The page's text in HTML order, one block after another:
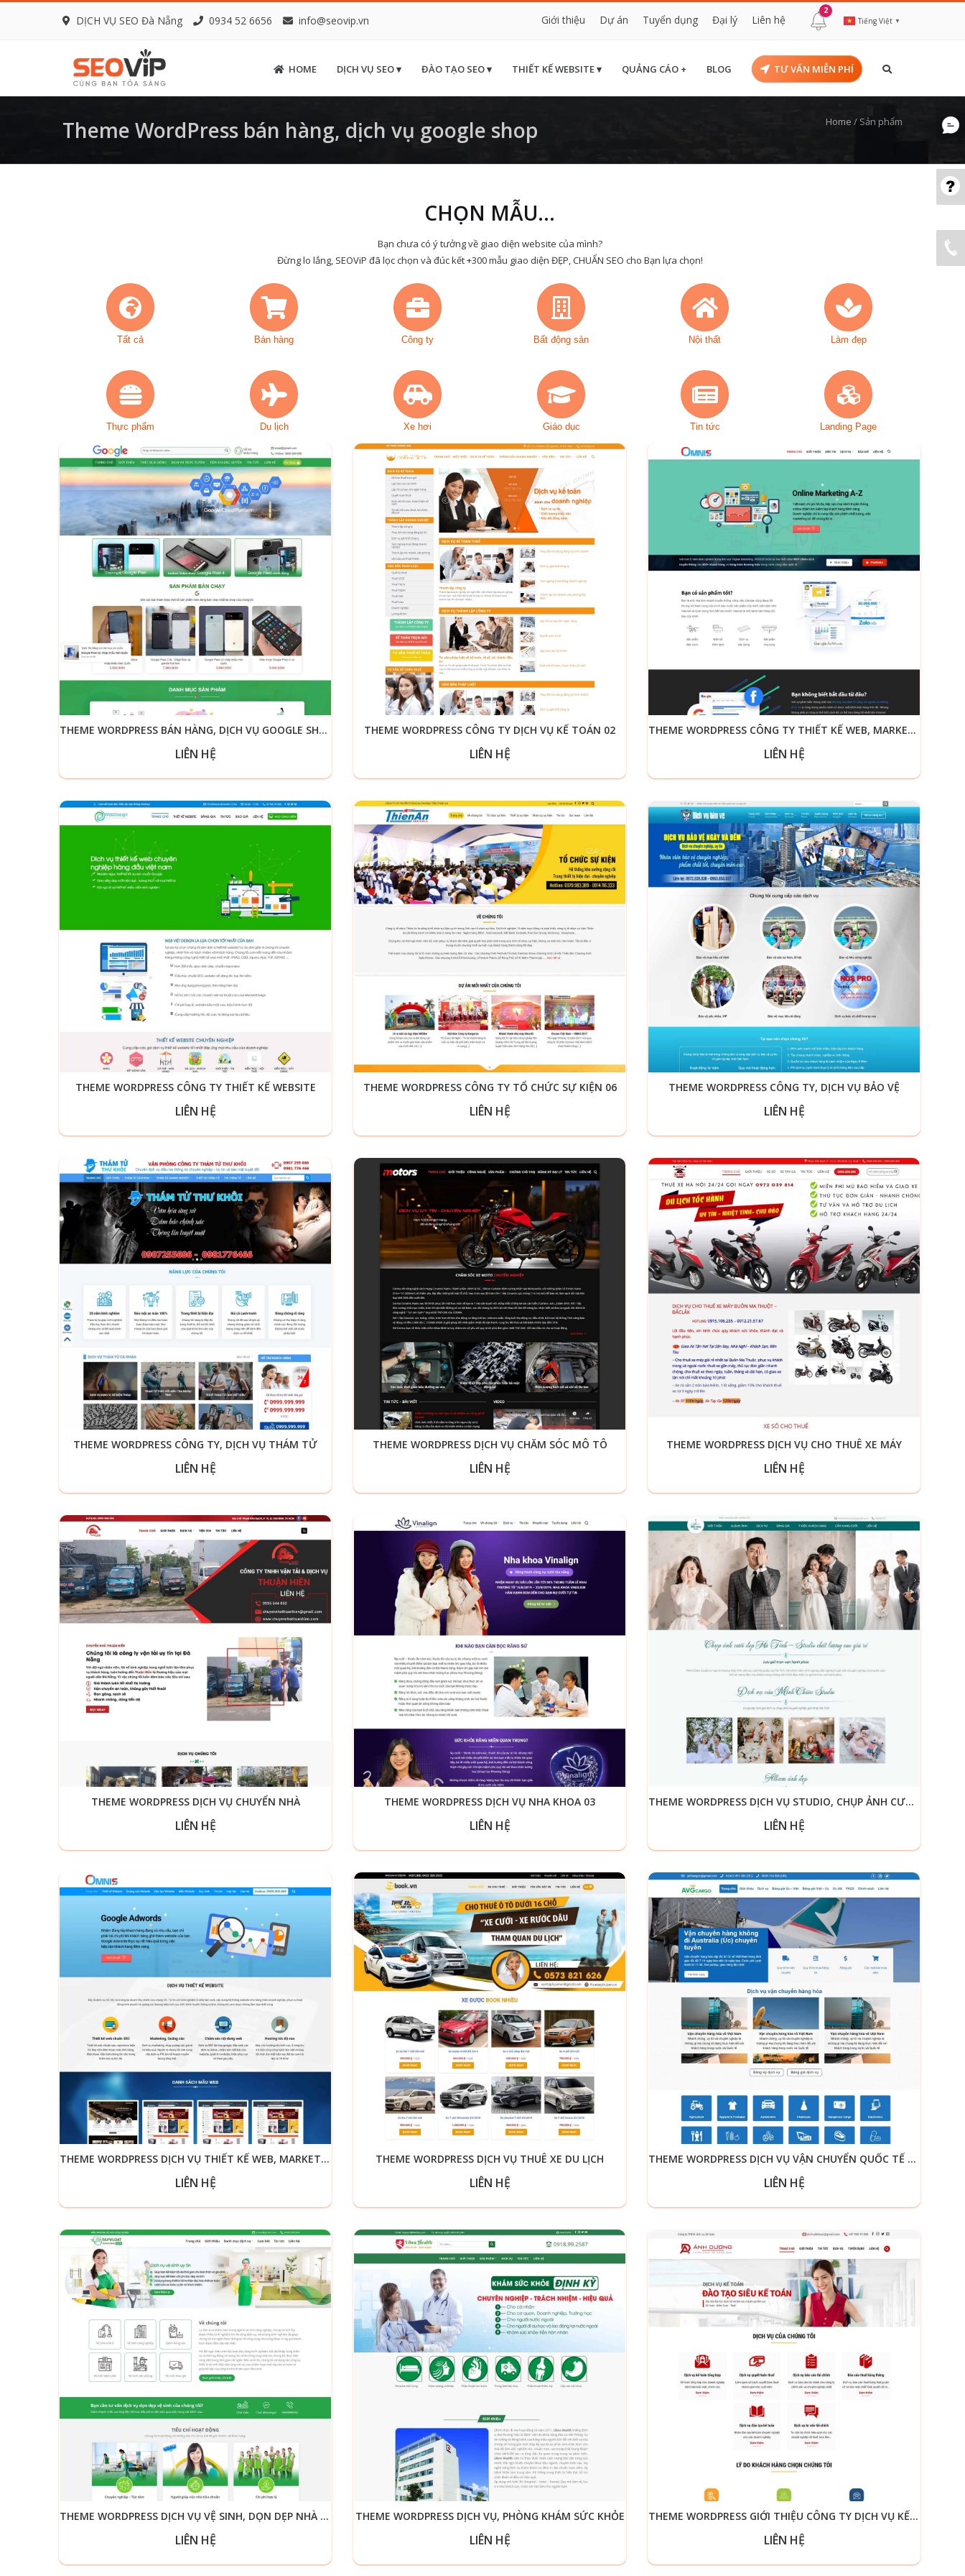
DỊCH VỤ SEO Đà Nẵng 0934 52 6656 info@seovip.vn Giới thiệu Dự án Tuyển dụng Đại lý Liên hệ
2
Tiếng Việt ▼
HOME DỊCH VỤ SEO ▾ ĐÀO TẠO SEO ▾ THIẾT KẾ WEBSITE ▾ QUẢNG CÁO + BLOG TƯ VẤN MIỄN PHÍ
Theme WordPress bán hàng, dịch vụ google shop Home / Sản phẩm
CHỌN MẪU...
Bạn chưa có ý tưởng về giao diện website của mình?
Đừng lo lắng, SEOViP đã lọc chọn và đúc kết +300 mẫu giao diện ĐẸP, CHUẨN SEO cho Bạn lựa chọn!
Tất cả Bán hàng Công ty Bất động sản Nội thất Làm đẹp
Thực phẩm Du lịch Xe hơi Giáo dục Tin tức Landing Page
THEME WORDPRESS BÁN HÀNG, DỊCH VỤ GOOGLE SHOP
LIÊN HỆ
THEME WORDPRESS CÔNG TY DỊCH VỤ KẾ TOÁN 02
LIÊN HỆ
THEME WORDPRESS CÔNG TY THIẾT KẾ WEB, MARKETING ONLINE
LIÊN HỆ
THEME WORDPRESS CÔNG TY THIẾT KẾ WEBSITE
LIÊN HỆ
THEME WORDPRESS CÔNG TY TỔ CHỨC SỰ KIỆN 06
LIÊN HỆ
THEME WORDPRESS CÔNG TY, DỊCH VỤ BẢO VỆ
LIÊN HỆ
THEME WORDPRESS CÔNG TY, DỊCH VỤ THÁM TỬ
LIÊN HỆ
THEME WORDPRESS DỊCH VỤ CHĂM SÓC MÔ TÔ
LIÊN HỆ
THEME WORDPRESS DỊCH VỤ CHO THUÊ XE MÁY
LIÊN HỆ
THEME WORDPRESS DỊCH VỤ CHUYỂN NHÀ
LIÊN HỆ
THEME WORDPRESS DỊCH VỤ NHA KHOA 03
LIÊN HỆ
THEME WORDPRESS DỊCH VỤ STUDIO, CHỤP ẢNH CƯỚI 02
LIÊN HỆ
THEME WORDPRESS DỊCH VỤ THIẾT KẾ WEB, MARKETING ONLINE
LIÊN HỆ
THEME WORDPRESS DỊCH VỤ THUÊ XE DU LỊCH
LIÊN HỆ
THEME WORDPRESS DỊCH VỤ VẬN CHUYỂN QUỐC TẾ LOGISTIC
LIÊN HỆ
THEME WORDPRESS DỊCH VỤ VỆ SINH, DỌN DẸP NHÀ CỬA
LIÊN HỆ
THEME WORDPRESS DỊCH VỤ, PHÒNG KHÁM SỨC KHỎE
LIÊN HỆ
THEME WORDPRESS GIỚI THIỆU CÔNG TY DỊCH VỤ KẾ TOÁN
LIÊN HỆ